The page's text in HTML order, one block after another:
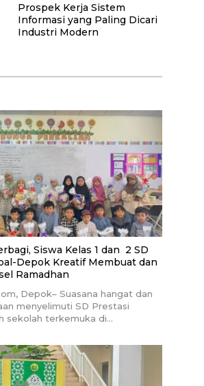
Prospek Kerja Sistem
Informasi yang Paling Dicari
Industri Modern
Siswa Kelas 1 dan 2 SD
Depok Kreatif Membuat dan
Ramadhan
Depok– Suasana hangat dan
menyelimuti SD Prestasi
sekolah terkemuka di…